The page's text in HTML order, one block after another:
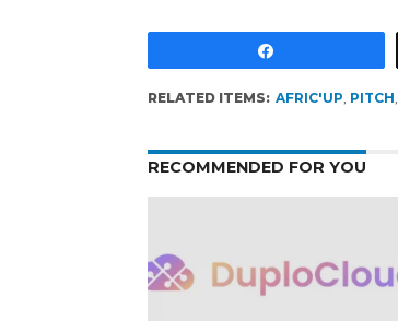
RELATED ITEMS: AFRIC'UP, PITCH,
RECOMMENDED FOR YOU